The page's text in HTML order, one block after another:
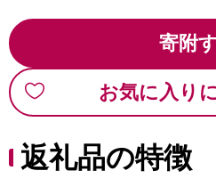
寄附
お気に入り
返礼品の特徴